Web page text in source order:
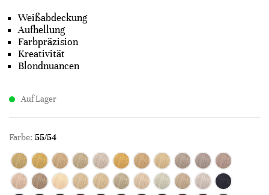
Weißabdeckung
Aufhellung
Farbpräzision
Kreativität
Blondnuancen
Auf Lager
Farbe: 55/54